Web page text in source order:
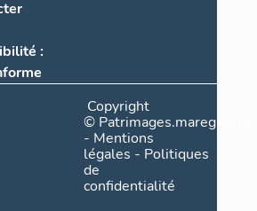
:
Copyright
©
- Mentions
légales - Politiques
de
confidentialité